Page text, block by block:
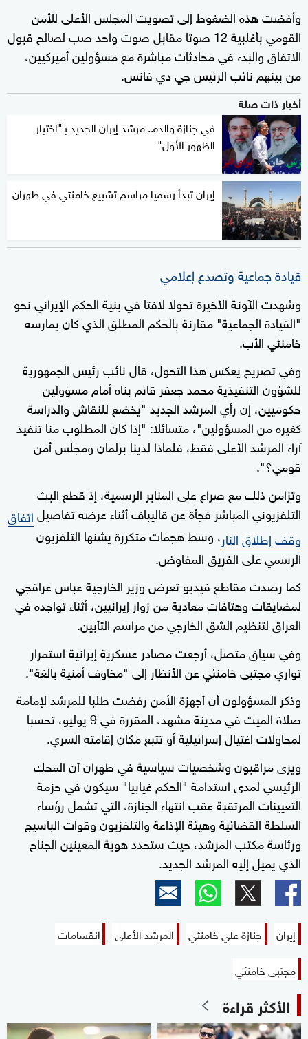
وأفضت هذه الضغوط إلى تصويت المجلس الأعلى للأمن
القومي بأغلبية 12 صوتا مقابل صوت واحد صب لصالح قبول
الاتفاق والبدء في محادثات مباشرة مع مسؤولين أميركيين،
من بينهم نائب الرئيس جي دي فانس.
أخبار ذات صلة
في جنازة والده.. مرشد إيران الجديد بـ"اختبار
الظهور الأول"
إيران تبدأ رسميا مراسم تشييع خامنئي في طهران
قيادة جماعية وتصدع إعلامي
وشهدت الآونة الأخيرة تحولا لافتا في بنية الحكم الإيراني نحو
"القيادة الجماعية" مقارنة بالحكم المطلق الذي كان يمارسه
خامنئي الأب.
وفي تصريح يعكس هذا التحول، قال نائب رئيس الجمهورية
للشؤون التنفيذية محمد جعفر قائم بناه أمام مسؤولين
حكوميين، إن رأي المرشد الجديد "يخضع للنقاش والدراسة
كغيره من المسؤولين"، متسائلا: "إذا كان المطلوب منا تنفيذ
آراء المرشد الأعلى فقط، فلماذا لدينا برلمان ومجلس أمن
قومي؟".
وتزامن ذلك مع صراع على المنابر الرسمية، إذ قطع البث
التلفزيوني المباشر فجأة عن قاليباف أثناء عرضه تفاصيلاتفاق
وقف إطلاق النار، وسط هجمات متكررة يشنها التلفزيون
الرسمي على الفريق المفاوض.
كما رصدت مقاطع فيديو تعرض وزير الخارجية عباس عراقجي
لمضايقات وهتافات معادية من زوار إيرانيين، أثناء تواجده في
العراق لتنظيم الشق الخارجي من مراسم التأبين.
وفي سياق متصل، أرجعت مصادر عسكرية إيرانية استمرار
تواري مجتبى خامنئي عن الأنظار إلى "مخاوف أمنية بالغة".
وذكر المسؤولون أن أجهزة الأمن رفضت طلبا للمرشد لإمامة
صلاة الميت في مدينة مشهد، المقررة في 9 يوليو، تحسبا
لمحاولات اغتيال إسرائيلية أو تتبع مكان إقامته السري.
ويرى مراقبون وشخصيات سياسية في طهران أن المحك
الرئيسي لمدى استدامة "الحكم غيابيا" سيكون في حزمة
التعيينات المرتقبة عقب انتهاء الجنازة، التي تشمل رؤساء
السلطة القضائية وهيئة الإذاعة والتلفزيون وقوات الباسيج
ورئاسة مكتب المرشد، حيث ستحدد هوية المعينين الجناح
الذي يميل إليه المرشد الجديد.
إيران جنازة علي خامنئي المرشد الأعلى
انقسامات
مجتبى خامنئي
الأكثر قراءة